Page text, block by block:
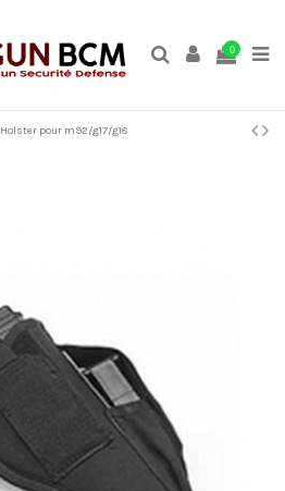
0
Holster pour m92/g17/g18